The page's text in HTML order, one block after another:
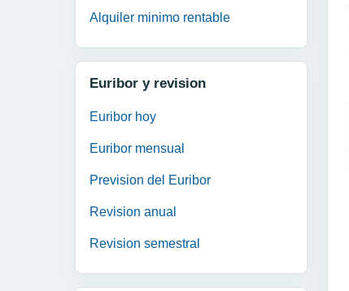
Alquiler minimo rentable
Euribor y revision
Euribor hoy
Euribor mensual
Prevision del Euribor
Revision anual
Revision semestral